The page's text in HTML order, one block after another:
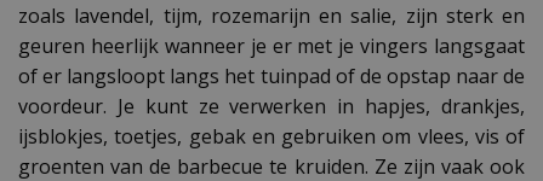
zoals lavendel, tijm, rozemarijn en salie, zijn sterk en
geuren heerlijk wanneer je er met je vingers langsgaat
of er langsloopt langs het tuinpad of de opstap naar de
voordeur. Je kunt ze verwerken in hapjes, drankjes,
ijsblokjes, toetjes, gebak en gebruiken om vlees, vis of
groenten van de barbecue te kruiden. Ze zijn vaak ook